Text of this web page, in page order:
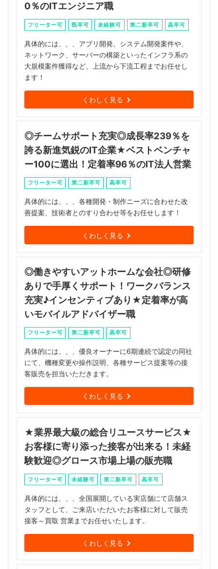
0％のITエンジニア職
フリーター可 既卒可 未経験可 第二新卒可 高卒可
具体的には、、、アプリ開発、システム開発案件や、
ネットワーク、サーバーの構築といったインフラ系の
大規模案件獲得など、上流から下流工程までお任せし
ます！
くわしく見る
◎チームサポート充実◎成長率239％を
誇る新進気鋭のIT企業★ベストベンチャ
ー100に選出！定着率96％のIT法人営業
フリーター可 第二新卒可 高卒可
具体的には、、、各種開発・制作ニーズに合わせた改
善提案、技術者とのすり合わせ等をお任せします！
くわしく見る
◎働きやすいアットホームな会社◎研修
ありで手厚くサポート！ワークバランス
充実♪インセンティブあり★定着率が高
いモバイルアドバイザー職
フリーター可 第二新卒可 高卒可
具体的には、、、優良オーナーに6期連続で認定の同社
にて、機種変更や操作説明、各種サービス提案等の接
客販売を担当いただきます。
くわしく見る
★業界最大級の総合リユースサービス★
お客様に寄り添った接客が出来る！未経
験歓迎◎グロース市場上場の販売職
フリーター可 未経験可 第二新卒可 高卒可
具体的には、、、全国展開している実店舗にて店舗ス
タッフとして、ご来店いただいたお客様に対して販売
接客～買取 営業までお任せいたします。
くわしく見る